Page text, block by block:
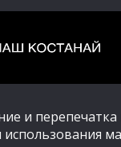
и
использования